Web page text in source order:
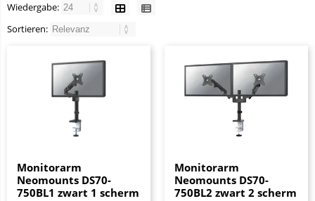
Wiedergabe:
Sortieren:
Monitorarm
Neomounts DS70-
750BL1 zwart 1 scherm
Monitorarm
Neomounts DS70-
750BL2 zwart 2 scherm